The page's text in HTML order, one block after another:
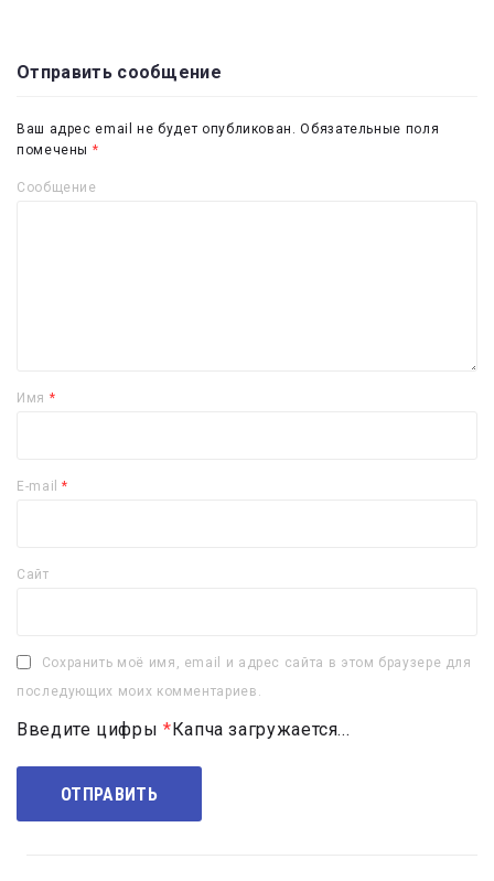
Отправить сообщение
Ваш адрес email не будет опубликован. Обязательные поля
помечены *
Сообщение
Имя *
E-mail*
Сайт
Сохранить моё имя, email и адрес сайта в этом браузере для
последующих моих комментариев.
Введите цифры *Капча загружается...